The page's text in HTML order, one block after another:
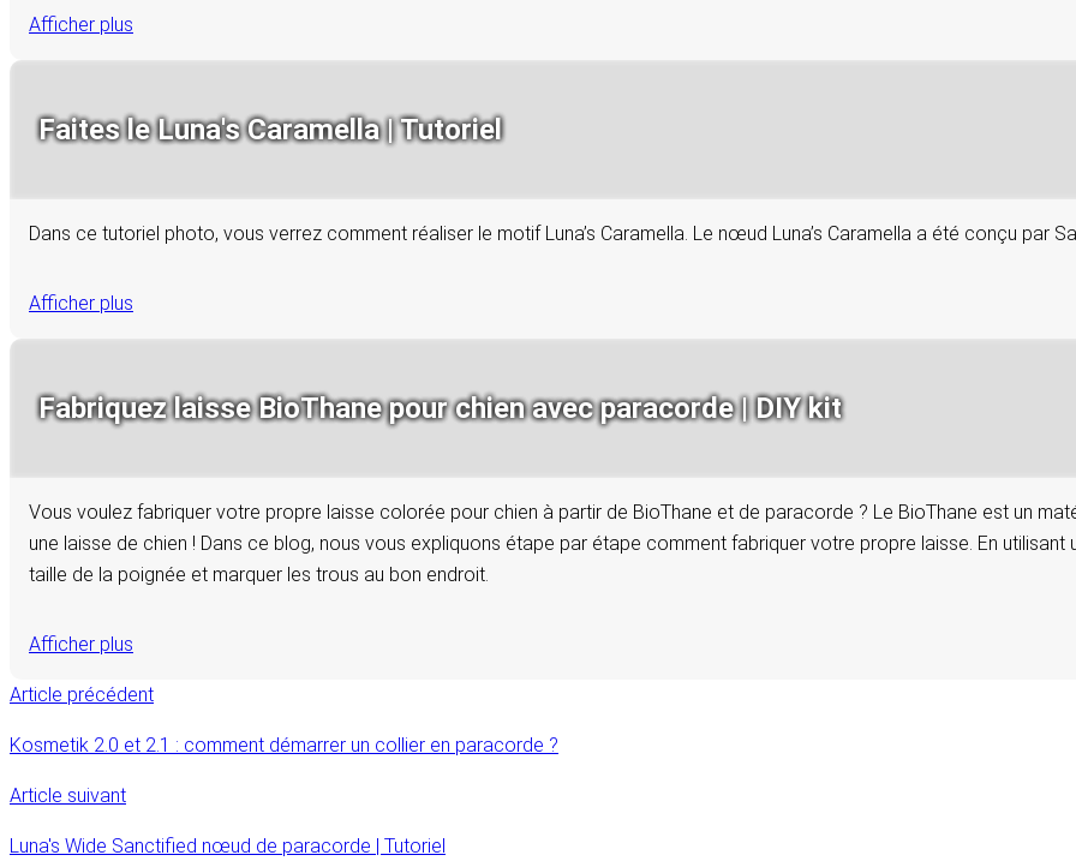
Afficher plus
Faites le Luna's Caramella | Tutoriel
Dans ce tutoriel photo, vous verrez comment réaliser le motif Luna’s Caramella. Le nœud Luna’s Caramella a été conçu par
Afficher plus
Fabriquez laisse BioThane pour chien avec paracorde | DIY kit
Vous voulez fabriquer votre propre laisse colorée pour chien à partir de BioThane et de paracorde ? Le BioThane est un
une laisse de chien ! Dans ce blog, nous vous expliquons étape par étape comment fabriquer votre propre laisse. En
taille de la poignée et marquer les trous au bon endroit.
Afficher plus
Article précédent
Kosmetik 2.0 et 2.1 : comment démarrer un collier en paracorde ?
Article suivant
Luna's Wide Sanctified nœud de paracorde | Tutoriel